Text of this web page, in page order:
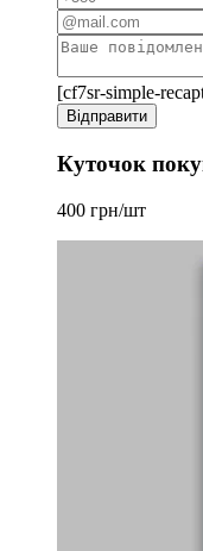
[cf7sr-simple-
Куточок
400 грн/шт